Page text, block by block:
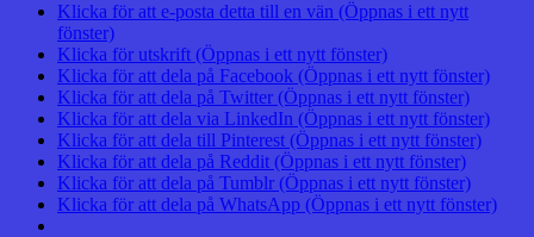
Klicka för att e-posta detta till en vän (Öppnas i ett nytt
fönster)
Klicka för utskrift (Öppnas i ett nytt fönster)
Klicka för att dela på Facebook (Öppnas i ett nytt fönster)
Klicka för att dela på Twitter (Öppnas i ett nytt fönster)
Klicka för att dela via LinkedIn (Öppnas i ett nytt fönster)
Klicka för att dela till Pinterest (Öppnas i ett nytt fönster)
Klicka för att dela på Reddit (Öppnas i ett nytt fönster)
Klicka för att dela på Tumblr (Öppnas i ett nytt fönster)
Klicka för att dela på WhatsApp (Öppnas i ett nytt fönster)